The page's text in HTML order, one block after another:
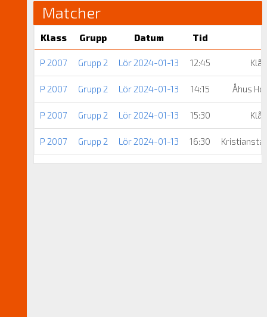
Matcher
Klass Grupp Datum Tid
P 2007 Grupp 2 Lör 2024-01-13 12:45
P 2007 Grupp 2 Lör 2024-01-13 14:15 Åhus
P 2007 Grupp 2 Lör 2024-01-13 15:30
P 2007 Grupp 2 Lör 2024-01-13 16:30